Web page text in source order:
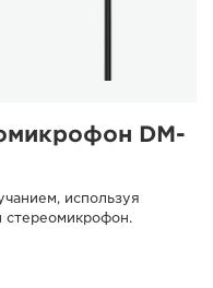
DM-
используя
стереомикрофон.